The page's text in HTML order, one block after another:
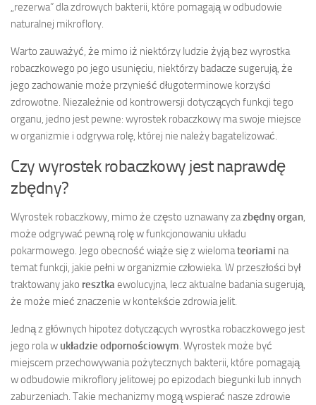
„rezerwa” dla zdrowych bakterii, które pomagają w odbudowie
naturalnej mikroflory.
Warto zauważyć, że mimo iż niektórzy ludzie żyją bez wyrostka
robaczkowego po jego usunięciu, niektórzy badacze sugerują, że
jego zachowanie może przynieść długoterminowe korzyści
zdrowotne. Niezależnie od kontrowersji dotyczących funkcji tego
organu, jedno jest pewne: wyrostek robaczkowy ma swoje miejsce
w organizmie i odgrywa rolę, której nie należy bagatelizować.
Czy wyrostek robaczkowy jest naprawdę
zbędny?
Wyrostek robaczkowy, mimo że często uznawany zazbędny organ,
może odgrywać pewną rolę w funkcjonowaniu układu
pokarmowego. Jego obecność wiąże się z wielomateoriami na
temat funkcji, jakie pełni w organizmie człowieka. W przeszłości był
traktowany jako resztkaewolucyjna, lecz aktualne badania sugerują,
że może mieć znaczenie w kontekście zdrowia jelit.
Jedną z głównych hipotez dotyczących wyrostka robaczkowego jest
jego rola w układzie odpornościowym. Wyrostek może być
miejscem przechowywania pożytecznych bakterii, które pomagają
w odbudowie mikroflory jelitowej po epizodach biegunki lub innych
zaburzeniach. Takie mechanizmy mogą wspierać nasze zdrowie